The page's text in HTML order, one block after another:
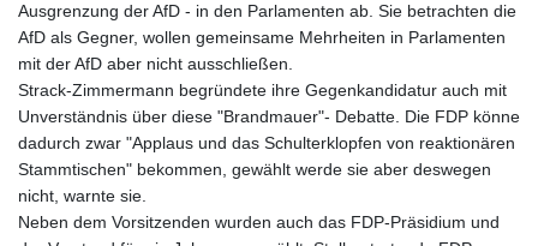
Ausgrenzung der AfD - in den Parlamenten ab. Sie betrachten die
AfD als Gegner, wollen gemeinsame Mehrheiten in Parlamenten
mit der AfD aber nicht ausschließen.
Strack-Zimmermann begründete ihre Gegenkandidatur auch mit
Unverständnis über diese "Brandmauer"- Debatte. Die FDP könne
dadurch zwar "Applaus und das Schulterklopfen von reaktionären
Stammtischen" bekommen, gewählt werde sie aber deswegen
nicht, warnte sie.
Neben dem Vorsitzenden wurden auch das FDP-Präsidium und